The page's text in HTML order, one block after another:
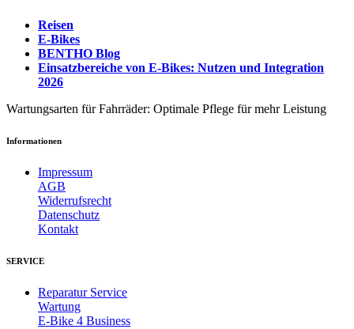
Reisen
E-Bikes
BENTHO Blog
Einsatzbereiche von E-Bikes: Nutzen und Integration
2026
Wartungsarten für Fahrräder: Optimale Pflege für mehr Leistung
Informationen
Impressum
AGB
Widerrufsrecht
Datenschutz
Kontakt
SERVICE
Reparatur Service
Wartung
E-Bike 4 Business